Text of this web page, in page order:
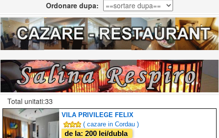
Ordonare dupa:
Total unitati:33
VILA PRIVILEGE FELIX
( cazare in Cordau )
de la: 200 lei/dubla